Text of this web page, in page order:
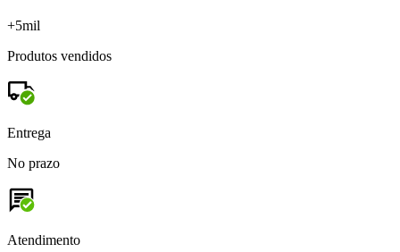
+5mil
Produtos vendidos
Entrega
No prazo
Atendimento